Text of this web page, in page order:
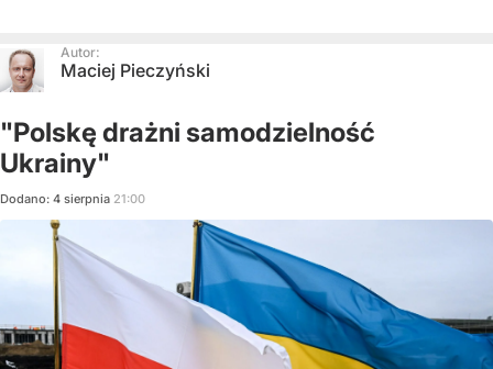
Autor:
Maciej Pieczyński
"Polskę drażni samodzielność
Ukrainy"
Dodano: 4 sierpnia 21:00